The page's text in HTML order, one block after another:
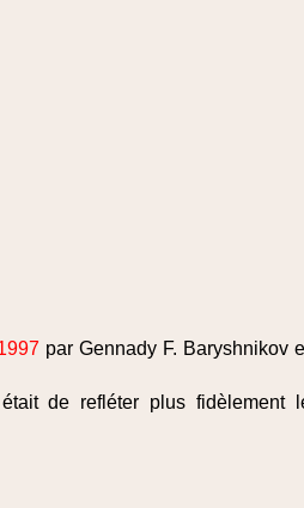
par Gennady F. Baryshnikov
de refléter plus